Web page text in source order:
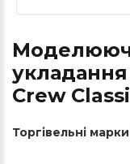
Crew
Торгівельні марки